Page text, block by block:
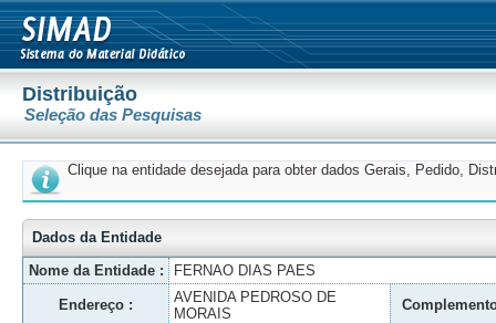
Distribuição
Seleção das Pesquisas
Clique na entidade desejada para obter dados Gerais, Pedido,
Dados da Entidade
Nome da Entidade :
FERNAO DIAS PAES
Endereço :
AVENIDA PEDROSO DE
MORAIS